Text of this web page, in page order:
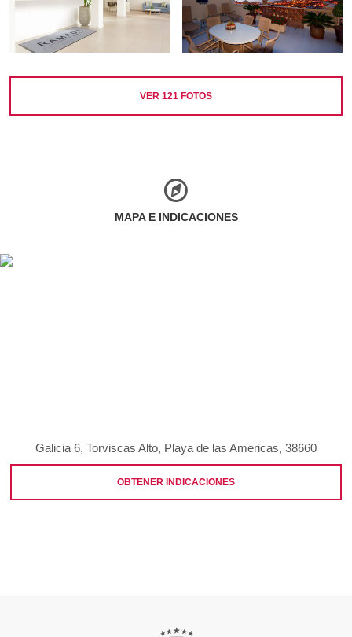
VER 121 FOTOS
MAPA E INDICACIONES
Galicia 6, Torviscas Alto, Playa de las Americas, 38660
OBTENER INDICACIONES